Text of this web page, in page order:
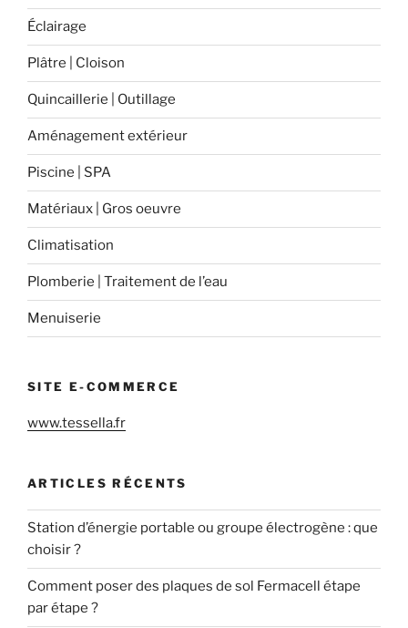
Éclairage
Plâtre | Cloison
Quincaillerie | Outillage
Aménagement extérieur
Piscine | SPA
Matériaux | Gros oeuvre
Climatisation
Plomberie | Traitement de l’eau
Menuiserie
SITE E-COMMERCE
www.tessella.fr
ARTICLES RÉCENTS
Station d’énergie portable ou groupe électrogène : que
choisir ?
Comment poser des plaques de sol Fermacell étape
par étape ?